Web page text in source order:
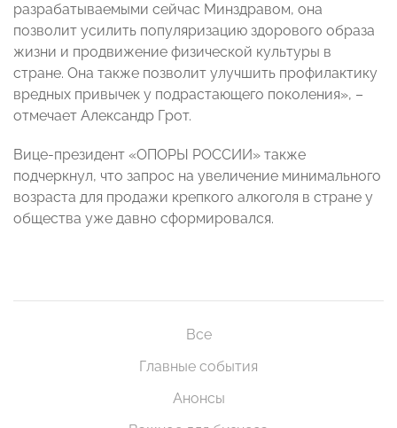
разрабатываемыми сейчас Минздравом, она
позволит усилить популяризацию здорового образа
жизни и продвижение физической культуры в
стране. Она также позволит улучшить профилактику
вредных привычек у подрастающего поколения», –
отмечает Александр Грот.
Вице-президент «ОПОРЫ РОССИИ» также
подчеркнул, что запрос на увеличение минимального
возраста для продажи крепкого алкоголя в стране у
общества уже давно сформировался.
Все
Главные события
Анонсы